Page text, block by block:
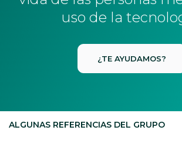
uso de la
¿TE AYUDAMOS?
ALGUNAS REFERENCIAS DEL GRUPO